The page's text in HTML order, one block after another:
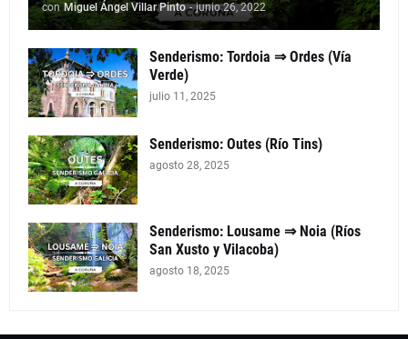
con Miguel Ángel Villar Pinto - junio 26, 2022
Senderismo: Tordoia ⇒ Ordes (Vía
Verde)
julio 11, 2025
Senderismo: Outes (Río Tins)
agosto 28, 2025
Senderismo: Lousame ⇒ Noia (Ríos
San Xusto y Vilacoba)
agosto 18, 2025